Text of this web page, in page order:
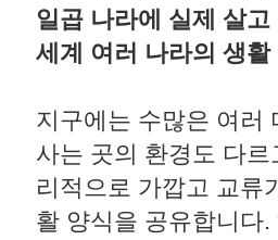
일곱 나라에 실제 살
세계 여러 나라의 생
지구에는 수많은 여러
사는 곳의 환경도 다
리적으로 가깝고 교류
활 양식을 공유합니다